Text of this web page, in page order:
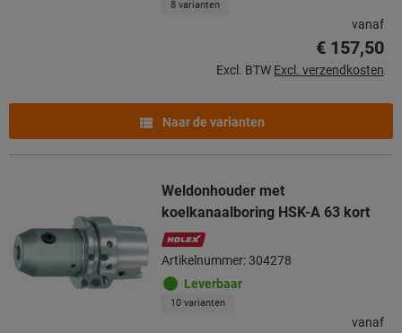
8 varianten
vanaf
€ 157,50
Excl. BTW Excl. verzendkosten
Naar de varianten
Weldonhouder met
koelkanaalboring HSK-A 63 kort
Artikelnummer: 304278
Leverbaar
10 varianten
vanaf